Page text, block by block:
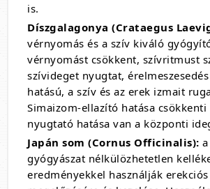
is.
Díszgalagonya (Crataegus
vérnyomás és a szív kiváló
vérnyomást csökkent, szívritmust
szívideget nyugtat,
hatású, a szív és az erek izmait
Simaizom-ellazító hatása csökkenti
nyugtató hatása van a központi
Japán som (Cornus Officinalis):
gyógyászat nélkülözhetetlen
eredményekkel használják